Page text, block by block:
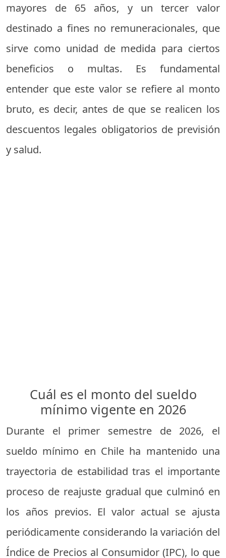
mayores de 65 años, y un tercer valor
destinado a fines no remuneracionales, que
sirve como unidad de medida para ciertos
beneficios o multas. Es fundamental
entender que este valor se refiere al monto
bruto, es decir, antes de que se realicen los
descuentos legales obligatorios de previsión
y salud.
Cuál es el monto del sueldo
mínimo vigente en 2026
Durante el primer semestre de 2026, el
sueldo mínimo en Chile ha mantenido una
trayectoria de estabilidad tras el importante
proceso de reajuste gradual que culminó en
los años previos. El valor actual se ajusta
periódicamente considerando la variación del
Índice de Precios al Consumidor (IPC), lo que